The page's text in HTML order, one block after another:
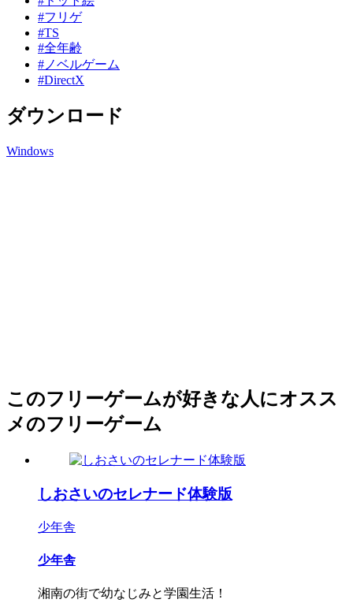
#フリゲ
#TS
#全年齢
#ノベルゲーム
#DirectX
ダウンロード
Windows
このフリーゲームが好きな人にオスス
メのフリーゲーム
しおさいのセレナード体験版
少年舎
少年舎
湘南の街で幼なじみと学園生活！